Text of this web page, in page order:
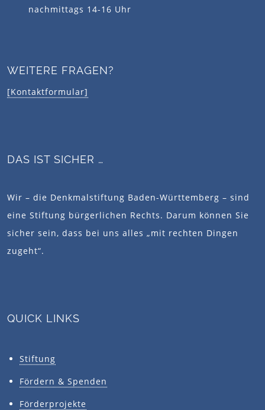
nachmittags 14-16 Uhr
WEITERE FRAGEN?
[Kontaktformular]
DAS IST SICHER …
Wir – die Denkmalstiftung Baden-Württemberg – sind
eine Stiftung bürgerlichen Rechts. Darum können Sie
sicher sein, dass bei uns alles „mit rechten Dingen
zugeht“.
QUICK LINKS
Stiftung
Fördern & Spenden
Förderprojekte